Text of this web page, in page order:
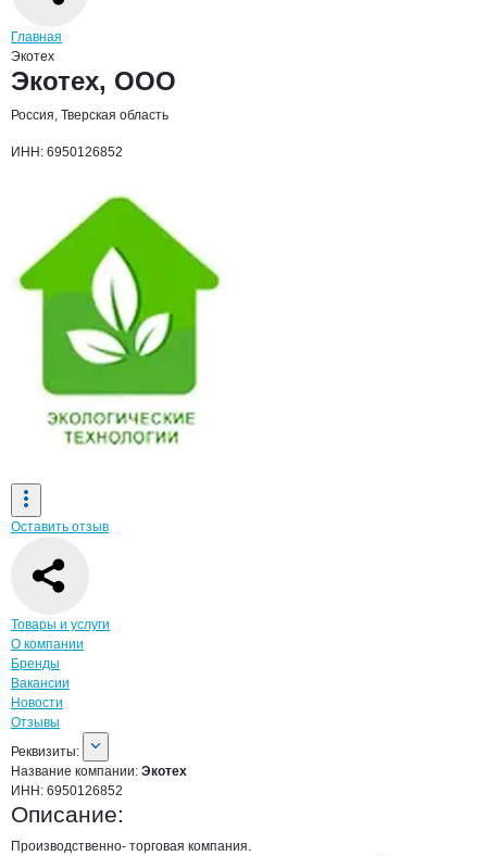
Навигация по сайту
Главная
Экотех
Основная информация о компании
Экотех, ООО
Россия, Тверская область
ИНН: 6950126852
Оставить отзыв
Навигация по странице
Товары и услуги
О компании
Бренды
Вакансии
Новости
Отзывы
О компании
Реквизиты
Реквизиты:
Название компании: Экотех
ИНН: 6950126852
Описание:
Производственно- торговая компания.